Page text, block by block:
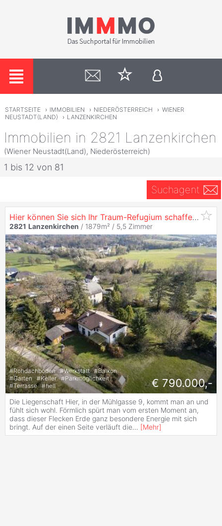
STARTSEITE › IMMOBILIEN › NIEDERÖSTERREICH › WIENER
NEUSTADT(LAND)
› LANZENKIRCHEN
Immobilien in 2821 Lanzenkirchen
(Wiener Neustadt(Land), Niederösterreich)
1 bis 12 von 81
Suchagent
Hier können Sie sich Ihr Traum-Refugium schaffen | 1.879 m² Naturparadies mit eigenem Brunnen & Weitblick | Bestandshaus sanier- und ausbaubar
2821 Lanzenkirchen / 1879m² / 5,5 Zimmer
#Rohdachboden #Werkstatt #Balkon
#Garten #Keller #Parkmöglichkeit
#Terrasse #hell € 790.000,-
Die Liegenschaft Hier, in der Mühlgasse 9, kommt man an und
fühlt sich wohl. Förmlich spürt man vom ersten Moment an,
dass dieser Flecken Erde ganz besondere Energie mit sich
bringt. Auf der einen Seite verläuft die... [Mehr]